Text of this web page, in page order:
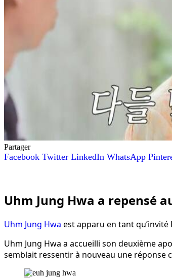
Partager
Facebook Twitter LinkedIn WhatsApp
Uhm Jung Hwa a repensé
Uhm Jung Hwa est apparu en tant qu’invité
Uhm Jung Hwa a accueilli son deuxième
semblait ressentir à nouveau une réponse